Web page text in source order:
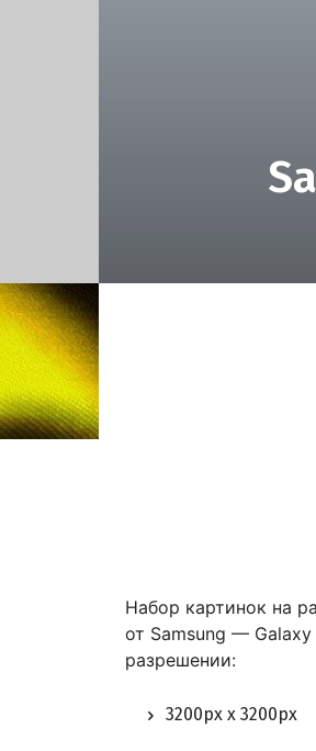
Набор картинок на
от Samsung —
разрешении:
3200px x 3200px